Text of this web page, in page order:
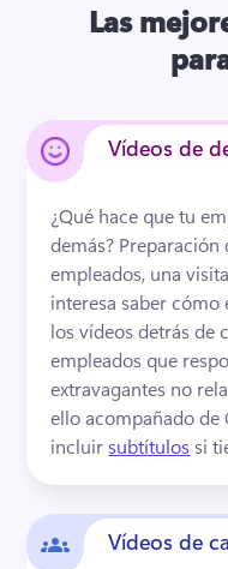
Las
Vídeos de
¿Qué hace que tu
demás? Preparación
empleados, una
interesa saber cómo
los vídeos detrás de
empleados que
extravagantes no
ello acompañado de
incluir subtítulos si
Vídeos de